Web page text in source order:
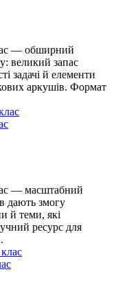
— обширний
великий запас
задачі й елементи
аркушів. Формат
— масштабний
дають змогу
й теми, які
ресурс для